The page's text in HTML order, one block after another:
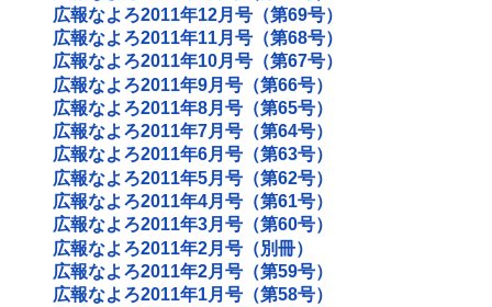
広報なよろ2011年12月号（第69号）
広報なよろ2011年11月号（第68号）
広報なよろ2011年10月号（第67号）
広報なよろ2011年9月号（第66号）
広報なよろ2011年8月号（第65号）
広報なよろ2011年7月号（第64号）
広報なよろ2011年6月号（第63号）
広報なよろ2011年5月号（第62号）
広報なよろ2011年4月号（第61号）
広報なよろ2011年3月号（第60号）
広報なよろ2011年2月号（別冊）
広報なよろ2011年2月号（第59号）
広報なよろ2011年1月号（第58号）